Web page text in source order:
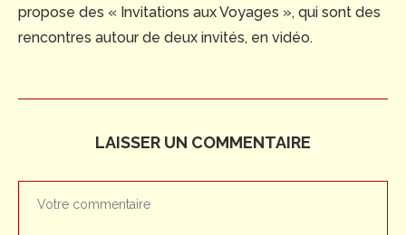
propose des « Invitations aux Voyages », qui sont des
rencontres autour de deux invités, en vidéo.
LAISSER UN COMMENTAIRE